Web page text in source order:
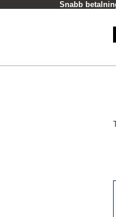
Snabb